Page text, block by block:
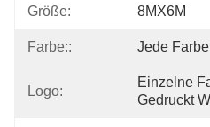
Größe: 8MX6M
Farbe:: Jede Farbe
Logo:
Einzelne
Gedruckt